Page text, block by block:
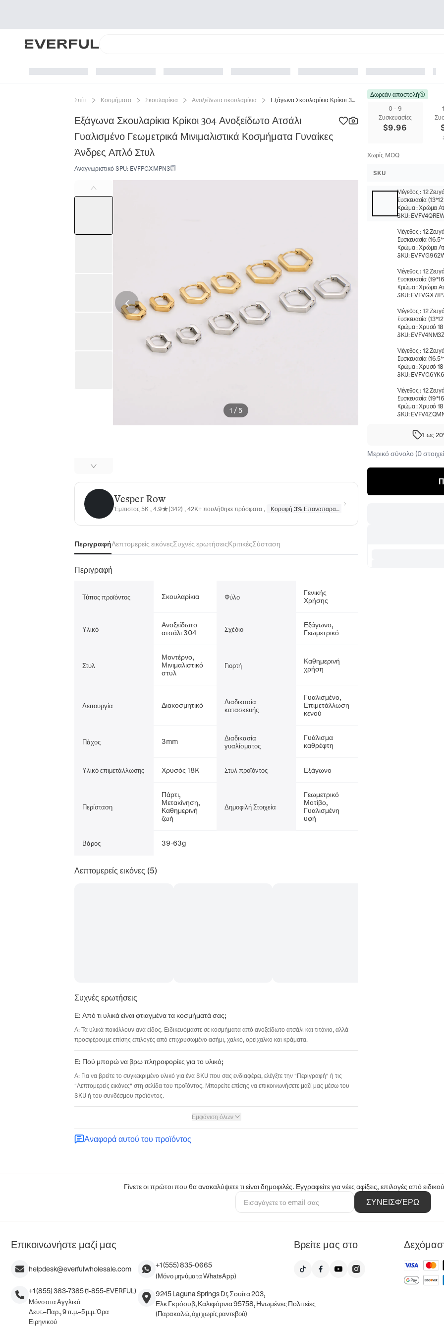
Σπίτι Κοσμήματα Σκουλαρίκια Ανοξείδωτα σκουλαρίκια Εξάγωνα Σκουλαρίκια Κρίκοι 304 Ανοξείδωτο Ατσάλι Γυαλισμένο Γεωμετρικά Μινιμαλιστικά Κοσμήματα Γυναίκες Άνδρες Απλό Στυλ
Εξάγωνα Σκουλαρίκια Κρίκοι 304 Ανοξείδωτο Ατσάλι
Γυαλισμένο Γεωμετρικά Μινιμαλιστικά Κοσμήματα Γυναίκες
Άνδρες Απλό Στυλ
Αναγνωριστικό SPU: EVFPGXMPN3
1 / 5
Vesper RowVesper Row
Έμπιστος 5K , 4.9★(342) , 42K+ πουλήθηκε πρόσφατα , Κορυφή 3% Επαναπαραγγέλθηκε
ΠεριγραφήΛεπτομερείς εικόνεςΣυχνές ερωτήσειςΚριτικέςΣύσταση
Περιγραφή
Τύπος προϊόντος Σκουλαρίκια Φύλο
Γενικής
Χρήσης
Υλικό
Ανοξείδωτο
ατσάλι 304
Σχέδιο
Εξάγωνο,
Γεωμετρικό
Στυλ
Μοντέρνο,
Μινιμαλιστικό
στυλ
Γιορτή
Καθημερινή
χρήση
Λειτουργία Διακοσμητικό
Διαδικασία
κατασκευής
Γυαλισμένο,
Επιμετάλλωση
κενού
Πάχος 3mm
Διαδικασία
γυαλίσματος
Γυάλισμα
καθρέφτη
Υλικό επιμετάλλωσης Χρυσός 18K Στυλ προϊόντος Εξάγωνο
Περίσταση
Πάρτι,
Μετακίνηση,
Καθημερινή
ζωή
Δημοφιλή Στοιχεία
Γεωμετρικό
Μοτίβο,
Γυαλισμένη
υφή
Βάρος 39-63g
Λεπτομερείς εικόνες (5)
Συχνές ερωτήσεις
Ε: Από τι υλικά είναι φτιαγμένα τα κοσμήματά σας;
Α: Τα υλικά ποικίλλουν ανά είδος. Ειδικευόμαστε σε κοσμήματα από ανοξείδωτο ατσάλι και τιτάνιο, αλλά
προσφέρουμε επίσης επιλογές από επιχρυσωμένο ασήμι, χαλκό, ορείχαλκο και κράματα.
Ε: Πού μπορώ να βρω πληροφορίες για το υλικό;
Α: Για να βρείτε το συγκεκριμένο υλικό για ένα SKU που σας ενδιαφέρει, ελέγξτε την "Περιγραφή" ή τις
"Λεπτομερείς εικόνες" στη σελίδα του προϊόντος. Μπορείτε επίσης να επικοινωνήσετε μαζί μας μέσω του
SKU ή του συνδέσμου προϊόντος.
Εμφάνιση όλων
Αναφορά αυτού του προϊόντος
Δωρεάν αποστολή
0 - 9
Συσκευασίες
$9.96
Χωρίς MOQ
SKU
Μέγεθος : 12
Συσκευασία
Χρώμα:Χρώμα
SKU:
Μέγεθος : 12
Συσκευασία
Χρώμα:Χρώμα
SKU:
Μέγεθος : 12
Συσκευασία
Χρώμα:Χρώμα
SKU:
Μέγεθος : 12
Συσκευασία
Χρώμα:Χρυσό
SKU:
Μέγεθος : 12
Συσκευασία
Χρώμα:Χρυσό
SKU:
Μέγεθος : 12
Συσκευασία
Χρώμα:Χρυσό
SKU:
Έως
Μερικό σύνολο (0
Γίνετε οι πρώτοι που θα ανακαλύψετε τι είναι δημοφιλές. Εγγραφείτε για νέες αφίξεις, επιλογές από
ΣΥΝΕΙΣΦΈΡΩ
Επικοινωνήστε μαζί μας
helpdesk@everfulwholesale.com
+1 (855) 383-7385 (1-855-EVERFUL)
Μόνο στα Αγγλικά
Δευτ.–Παρ., 9 π.μ.–5 μ.μ. Ώρα
Ειρηνικού
+1 (555) 835-0665
(Μόνο μηνύματα WhatsApp)
9245 Laguna Springs Dr, Σουίτα 203,
Ελκ Γκρόουβ, Καλιφόρνια 95758, Ηνωμένες Πολιτείες
(Παρακαλώ, όχι χωρίς ραντεβού)
Βρείτε μας στο